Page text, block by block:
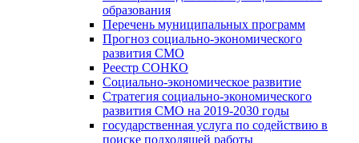
образования
Перечень муниципальных программ
Прогноз социально-экономического
развития СМО
Реестр СОНКО
Социально-экономическое развитие
Стратегия социально-экономического
развития СМО на 2019-2030 годы
государственная услуга по содействию в
поиске подходящей работы